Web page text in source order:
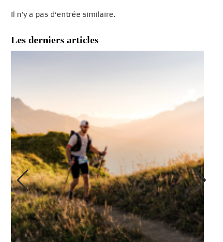
Il n’y a pas d’entrée similaire.
Les derniers articles